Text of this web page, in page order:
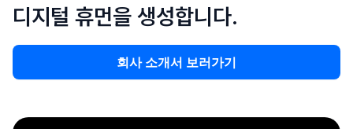
디지털 휴먼을 생성합니다.
회사 소개서 보러가기